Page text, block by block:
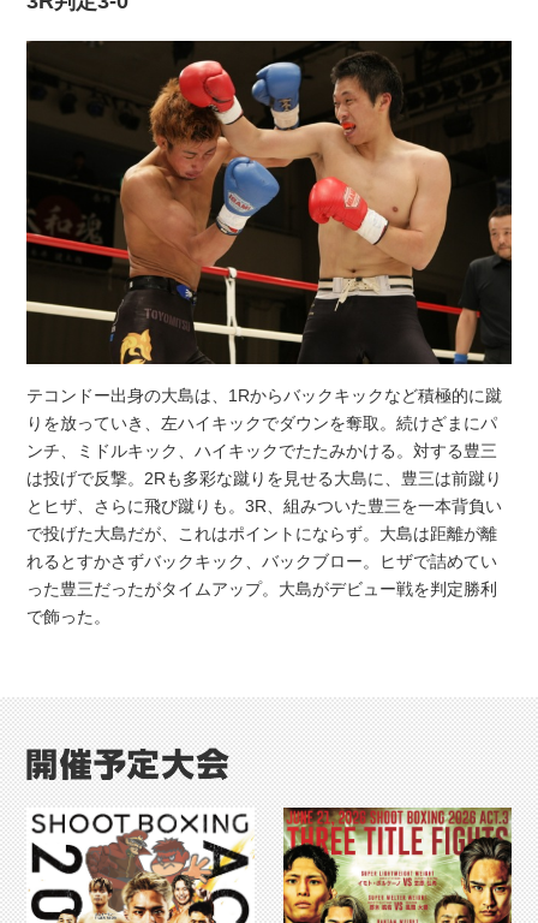
テコンドー出身の大島は、1Rからバックキックなど積極的に蹴
りを放っていき、左ハイキックでダウンを奪取。続けざまにパ
ンチ、ミドルキック、ハイキックでたたみかける。対する豊三
は投げで反撃。2Rも多彩な蹴りを見せる大島に、豊三は前蹴り
とヒザ、さらに飛び蹴りも。3R、組みついた豊三を一本背負い
で投げた大島だが、これはポイントにならず。大島は距離が離
れるとすかさずバックキック、バックブロー。ヒザで詰めてい
った豊三だったがタイムアップ。大島がデビュー戦を判定勝利
で飾った。